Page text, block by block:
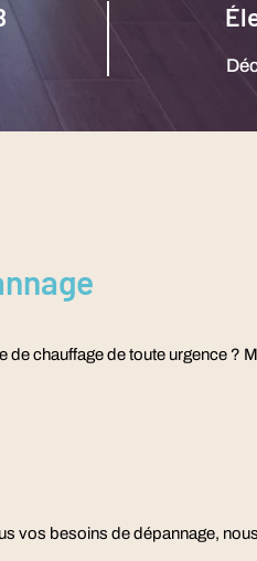
chauffage de toute urgence ?
vos besoins de dépannage,